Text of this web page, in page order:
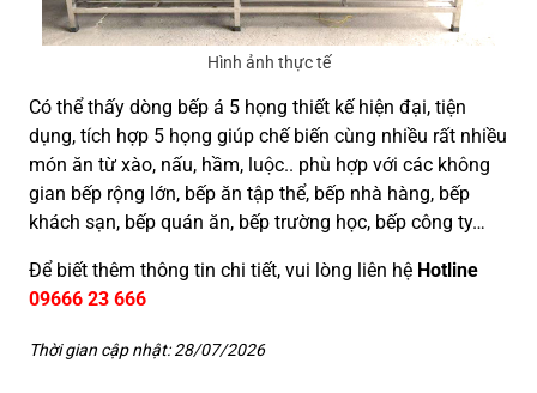
Hình ảnh thực tế
Có thể thấy dòng bếp á 5 họng thiết kế hiện đại, tiện
dụng, tích hợp 5 họng giúp chế biến cùng nhiều rất nhiều
món ăn từ xào, nấu, hầm, luộc.. phù hợp với các không
gian bếp rộng lớn, bếp ăn tập thể, bếp nhà hàng, bếp
khách sạn, bếp quán ăn, bếp trường học, bếp công ty…
Để biết thêm thông tin chi tiết, vui lòng liên hệ Hotline
09666 23 666
Thời gian cập nhật: 28/07/2026